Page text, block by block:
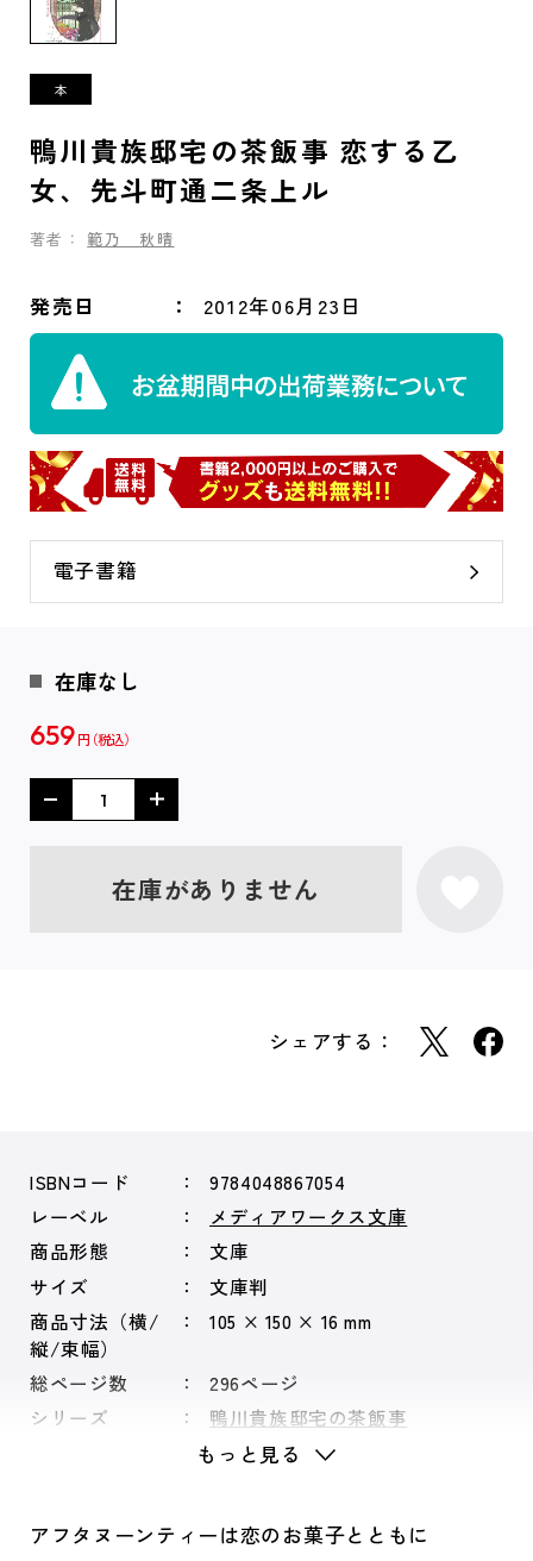
鴨川貴族邸宅の茶飯事 恋する乙
女、先斗町通二条上ル
著者： 範乃 秋晴
発売日 2012年06月23日
電子書籍
在庫なし
659 円
在庫がありません
シェアする：
ISBNコード
9784048867054
レーベル
メディアワークス文庫
商品形態
文庫
サイズ
文庫判
商品寸法（横/
縦/束幅）
105 × 150 × 16 mm
総ページ数
296ページ
シリーズ
鴨川貴族邸宅の茶飯事
もっと見る
アフタヌーンティーは恋のお菓子とともに